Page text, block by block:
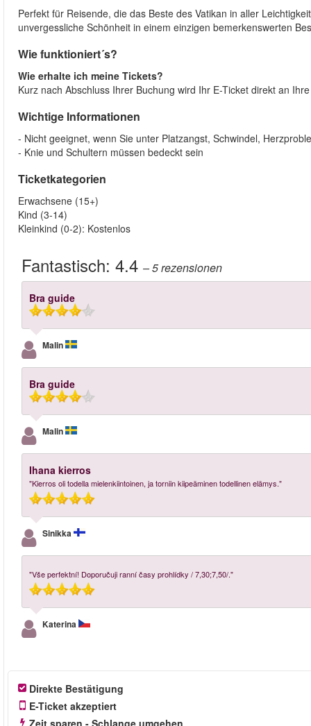
Perfekt für Reisende, die das Beste des Vatikan in aller
unvergessliche Schönheit in einem einzigen bemerkenswerten
Wie funktioniert´s?
Wie erhalte ich meine Tickets?
Kurz nach Abschluss Ihrer Buchung wird Ihr E-Ticket direkt an
Wichtige Informationen
- Nicht geeignet, wenn Sie unter Platzangst, Schwindel,
- Knie und Schultern müssen bedeckt sein
Ticketkategorien
Erwachsene (15+)
Kind (3-14)
Kleinkind (0-2): Kostenlos
Fantastisch: 4.4 – 5rezensionen
Bra guide
Malin
Bra guide
Malin
Ihana kierros
"Kierros oli todella mielenkiintoinen, ja torniin kiipeäminen todellinen elämys."
Sinikka
"Vše perfektní! Doporučuji ranní časy prohlídky / 7,30;7,50/."
Katerina
Direkte Bestätigung
E-Ticket akzeptiert
Zeit sparen - Schlange umgehen